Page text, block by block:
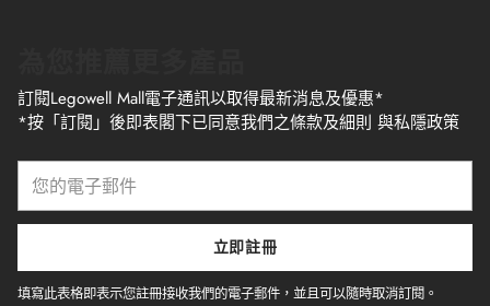
訂閱Legowell Mall電子通訊以取得最新消息及優惠*
*按「訂閱」後即表閣下已同意我們之條款及細則 與私隱政策
電
郵
件
立即註冊
填寫此表格即表示您註冊接收我們的電子郵件，並且可以隨時取消訂閱。